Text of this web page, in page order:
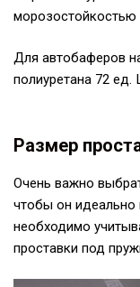
морозостойкостью
Для автобаферов
полиуретана 72
Размер
Очень важно
чтобы он
необходимо
проставки под